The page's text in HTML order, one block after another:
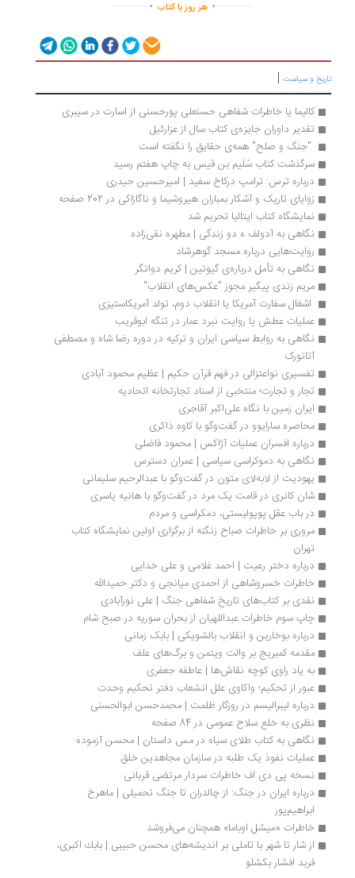
............... هر روز با کتاب ..............
و سیاست |
کالیما یا خاطرات شفاهی حسنعلی پورحسنی از اسارت در سیبری
تقدیر داوران جایزه‌ی کتاب سال از عزارئیل
"جنگ و صلح" همه‌ی حقایق را نگفته است
سرگذشت کتاب سُلَیم بن قیس به چاپ هفتم رسید
درباره ترس: ترامپ درکاخ سفید | امیرحسین حیدری
زوایای تاریک و آشکار بمباران هیروشیما و ناگازاکی در 202 صفحه
نمایشگاه کتاب ایتالیا تحریم شد
نگاهی به آدولف ه دو زندگی | مطهره نقی‌زاده
روایت‌هایی درباره مسجد گوهرشاد
نگاهی به تأمل درباره‌ی گیوتین | کریم دواتگر
مریم زندی پیگیر مجوز "عکس‌های انقلاب"
اشغال سفارت آمریکا یا انقلاب دوم، تولد آمریکاستیزی
عملیات عطش یا روایت نبرد عمار در تنگه ابوقریب
نگاهی به روابط سیاسی ایران و ترکیه در دوره رضا شاه و مصطفی
تفسیری نواعتزالی در فهم قرآن حکیم | عظیم محمود آبادی
تجار و تجارت؛ منتخبی از اسناد تجارتخانه اتحادیه
ایران زمین با نگاه علی‌اکبر آقاجری
محاصره سارایوو در گفت‌وگو با کاوه ذاکری
درباره افسران عملیات آژاکس | محمود فاضلی
نگاهی به دموکراسی سیاسی | عمران دسترس
یهودیت از لابه‌لای متون در گفت‌وگو با عبدالرحیم سلیمانی
شان کانری در قامت یک مرد در گفت‌وگو با هانیه یاسری
در باب عقل پوپولیستی، دمکراسی و مردم
مروری بر خاطرات صباح زنگنه از برگزاری اولین نمایشگاه کتاب
درباره دختر رعیت | احمد غلامی و علی خدایی
خاطرات خسروشاهی از احمدی میانجی و دکتر حمیدالله
نقدی بر کتاب‌های تاریخ شفاهی جنگ | علی نورآبادی‌
چاپ سوم خاطرات عبداللهیان از بحران سوریه در صبح شام
درباره بوخارین و انقلاب بالشویکی | بابک زمانی
مقدمه کمبریج بر والت ویتمن و برگ‌های علف
به یاد راوی کوچه نقاش‌ها | عاطفه جعفری
عبور از تحکیم؛ واکاوی علل انشعاب دفتر تحکیم وحدت
درباره لیبرالیسم در روزگار ظلمت | محمدحسن ابوالحسنی
نظری به خلع سلاح عمومی در 84 صفحه
نگاهی به کتاب طلای سیاه در مس داستان | محسن آزموده
عملیات نفوذ یک طلبه در سازمان مجاهدین خلق
نسخه پی دی اف خاطرات سردار مرتضی قربانی
درباره ایران در جنگ: از چالدران تا جنگ تحمیلی | ماهرخ
ابراهیم‌پور
خاطرات «میشل اوباما» همچنان می‌فروشد
از شار تا شهر با تاملی بر اندیشه‌های محسن حبیبی | بابك اكبری،
فربد افشار بكشلو